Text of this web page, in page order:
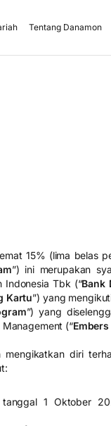
Tentang Danamon
15% (lima belas
”) ini merupakan
Indonesia Tbk (“Bank
Kartu”) yang
”) yang
(“
diri
tanggal 1 Oktober